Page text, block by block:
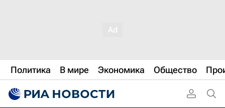
Политика В мире Экономика Общество